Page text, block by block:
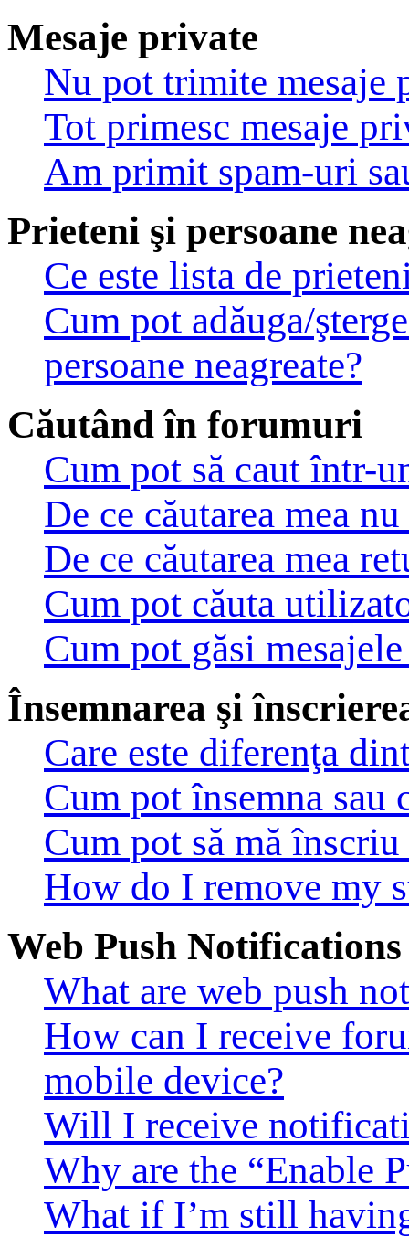
Mesaje private
Nu pot trimite mesaje
Tot primesc mesaje
Am primit spam-uri
Prieteni şi persoane
Ce este lista de
Cum pot adăuga/
persoane neagreate?
Căutând în forumuri
Cum pot să caut într-
De ce căutarea mea
De ce căutarea mea
Cum pot căuta
Cum pot găsi
Însemnarea şi
Care este diferenţa
Cum pot însemna sau
Cum pot să mă
How do I remove my
Web Push
What are web push
How can I receive
mobile device?
Will I receive
Why are the “Enable
What if I’m still